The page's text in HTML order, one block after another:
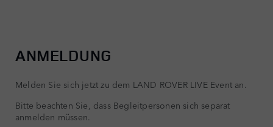
ANMELDUNG
Melden Sie sich jetzt zu dem LAND ROVER LIVE Event an.
Bitte beachten Sie, dass Begleitpersonen sich separat
anmelden müssen.